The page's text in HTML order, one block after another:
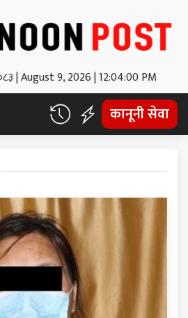
|August 9, 2026|12:04:01 PM
कानूनी सेवा